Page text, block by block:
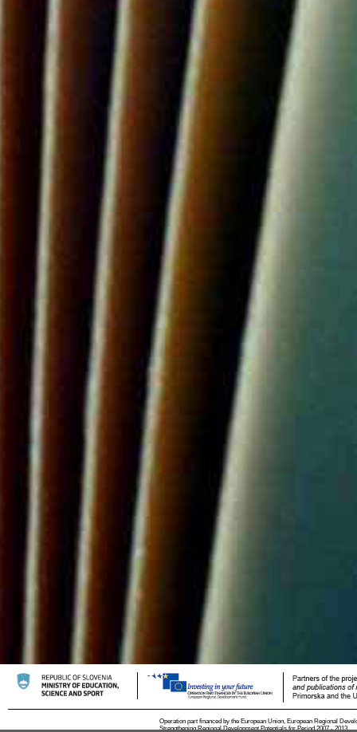
Operation part financed by the European Union, European Regional
Strengthening Regional Development Potentials for Period 2007 - 2013.